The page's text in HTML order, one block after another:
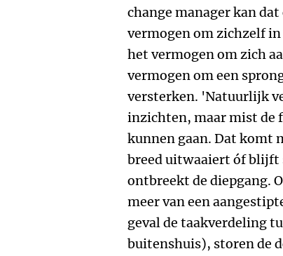
change manager kan
vermogen om zichzelf
het vermogen om zich
vermogen om een
versterken. 'Natuurlijk
inzichten, maar mist de
kunnen gaan. Dat komt
breed uitwaaiert óf blijft
ontbreekt de diepgang.
meer van een
geval de taakverdeling
buitenshuis), storen de